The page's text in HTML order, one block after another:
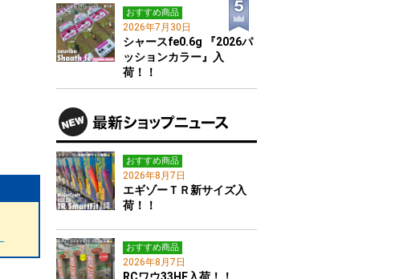
おすすめ商品
2026年7月30日
シャースfe0.6g 『2026パ
ッションカラー』入
荷！！
おすすめ商品
2026年8月7日
エギゾーＴＲ新サイズ入
荷！！
おすすめ商品
2026年8月7日